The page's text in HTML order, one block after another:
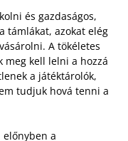
és gazdaságos,
támlákat, azokat elég
A tökéletes
meg kell lelni a hozzá
a játéktárolók,
tudjuk hová tenni a
előnyben a